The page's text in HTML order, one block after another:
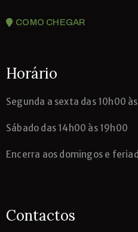
COMO CHEGAR
Horário
Segunda a sexta das 10h00
Sábado das 14h00 às 19h00
Encerra aos domingos e
Contactos